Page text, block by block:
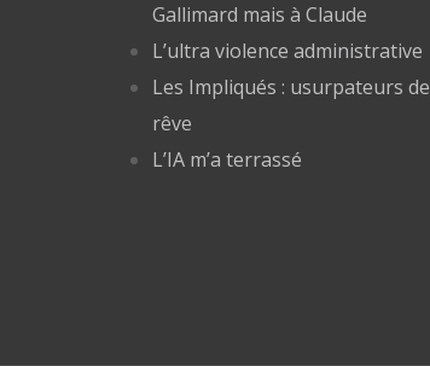
Gallimard mais à Claude
L’ultra violence administrative
Les Impliqués : usurpateurs de
rêve
L’IA m’a terrassé